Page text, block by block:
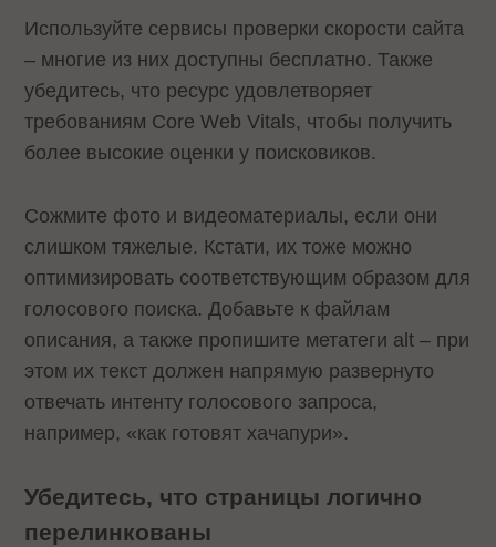
Используйте сервисы проверки скорости сайта
– многие из них доступны бесплатно. Также
убедитесь, что ресурс удовлетворяет
требованиям Core Web Vitals, чтобы получить
более высокие оценки у поисковиков.
Сожмите фото и видеоматериалы, если они
слишком тяжелые. Кстати, их тоже можно
оптимизировать соответствующим образом для
голосового поиска. Добавьте к файлам
описания, а также пропишите метатеги alt – при
этом их текст должен напрямую развернуто
отвечать интенту голосового запроса,
например, «как готовят хачапури».
Убедитесь, что страницы логично
перелинкованы